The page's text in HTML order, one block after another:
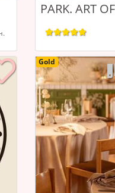
PARK. ART
Gold